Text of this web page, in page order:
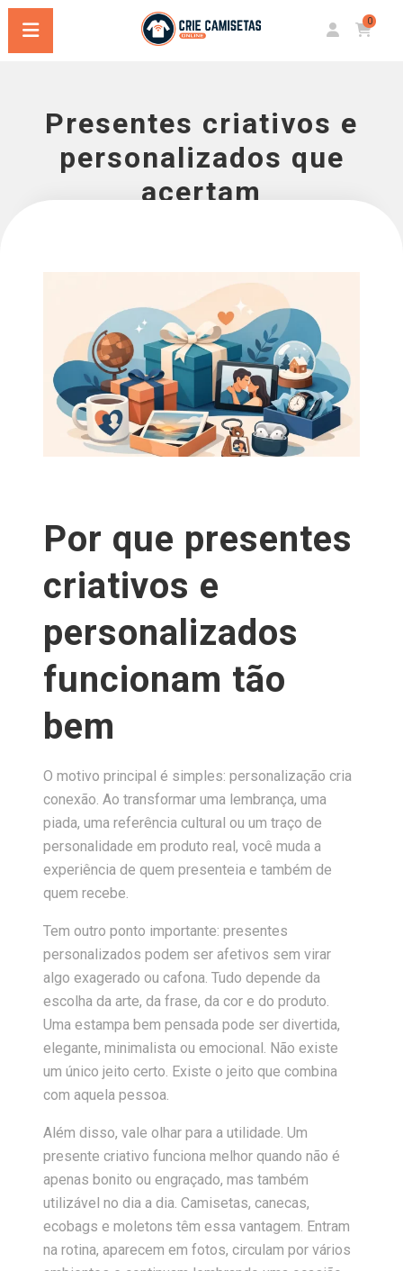
0
Presentes criativos e
personalizados que
acertam
Por que presentes
criativos e
personalizados
funcionam tão
bem
O motivo principal é simples: personalização cria
conexão. Ao transformar uma lembrança, uma
piada, uma referência cultural ou um traço de
personalidade em produto real, você muda a
experiência de quem presenteia e também de
quem recebe.
Tem outro ponto importante: presentes
personalizados podem ser afetivos sem virar
algo exagerado ou cafona. Tudo depende da
escolha da arte, da frase, da cor e do produto.
Uma estampa bem pensada pode ser divertida,
elegante, minimalista ou emocional. Não existe
um único jeito certo. Existe o jeito que combina
com aquela pessoa.
Além disso, vale olhar para a utilidade. Um
presente criativo funciona melhor quando não é
apenas bonito ou engraçado, mas também
utilizável no dia a dia. Camisetas, canecas,
ecobags e moletons têm essa vantagem. Entram
na rotina, aparecem em fotos, circulam por vários